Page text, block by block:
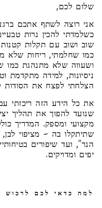
שלום לכם,
אני רוצה לשתף אתכם
כשלמדתי להכין נרות
שוב ושוב עם תקלות
כמו שחלמתי, ריחות שלא
ושעווה שלא מתנהגת כמו
ניסיונות, למידה מתקדמת
הצלחתי לפצח את הסודות
את כל הידע הזה ריכזתי
שנועד להפוך את תהליך
מקצועי ומספק. המדריך
שתיתקלו בה – מציפוי
הנר", ועד שיפורים
יפים ומדויקים.
למה כדאי לכם לרכוש